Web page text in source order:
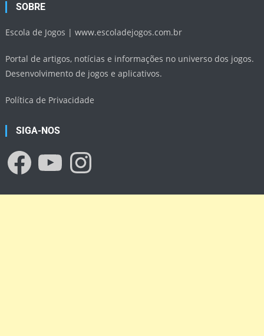
SOBRE
Escola de Jogos |www.escoladejogos.com.br
Portal de artigos, notícias e informações no universo dos jogos.
Desenvolvimento de jogos e aplicativos.
Política de Privacidade
SIGA-NOS